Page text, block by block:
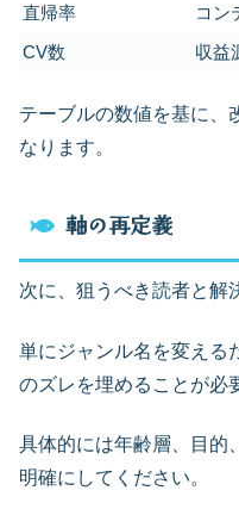
直帰率
コン
CV数
収益
テーブルの数値を基に、
なります。
軸の再定義
次に、狙うべき読者と解
単にジャンル名を変える
のズレを埋めることが必
具体的には年齢層、目的
明確にしてください。